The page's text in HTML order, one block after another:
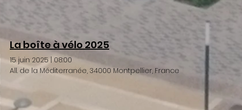
La boîte à vélo 2025
15 juin 2025| 08:00
All. de la Méditerranée, 34000 Montpellier, France